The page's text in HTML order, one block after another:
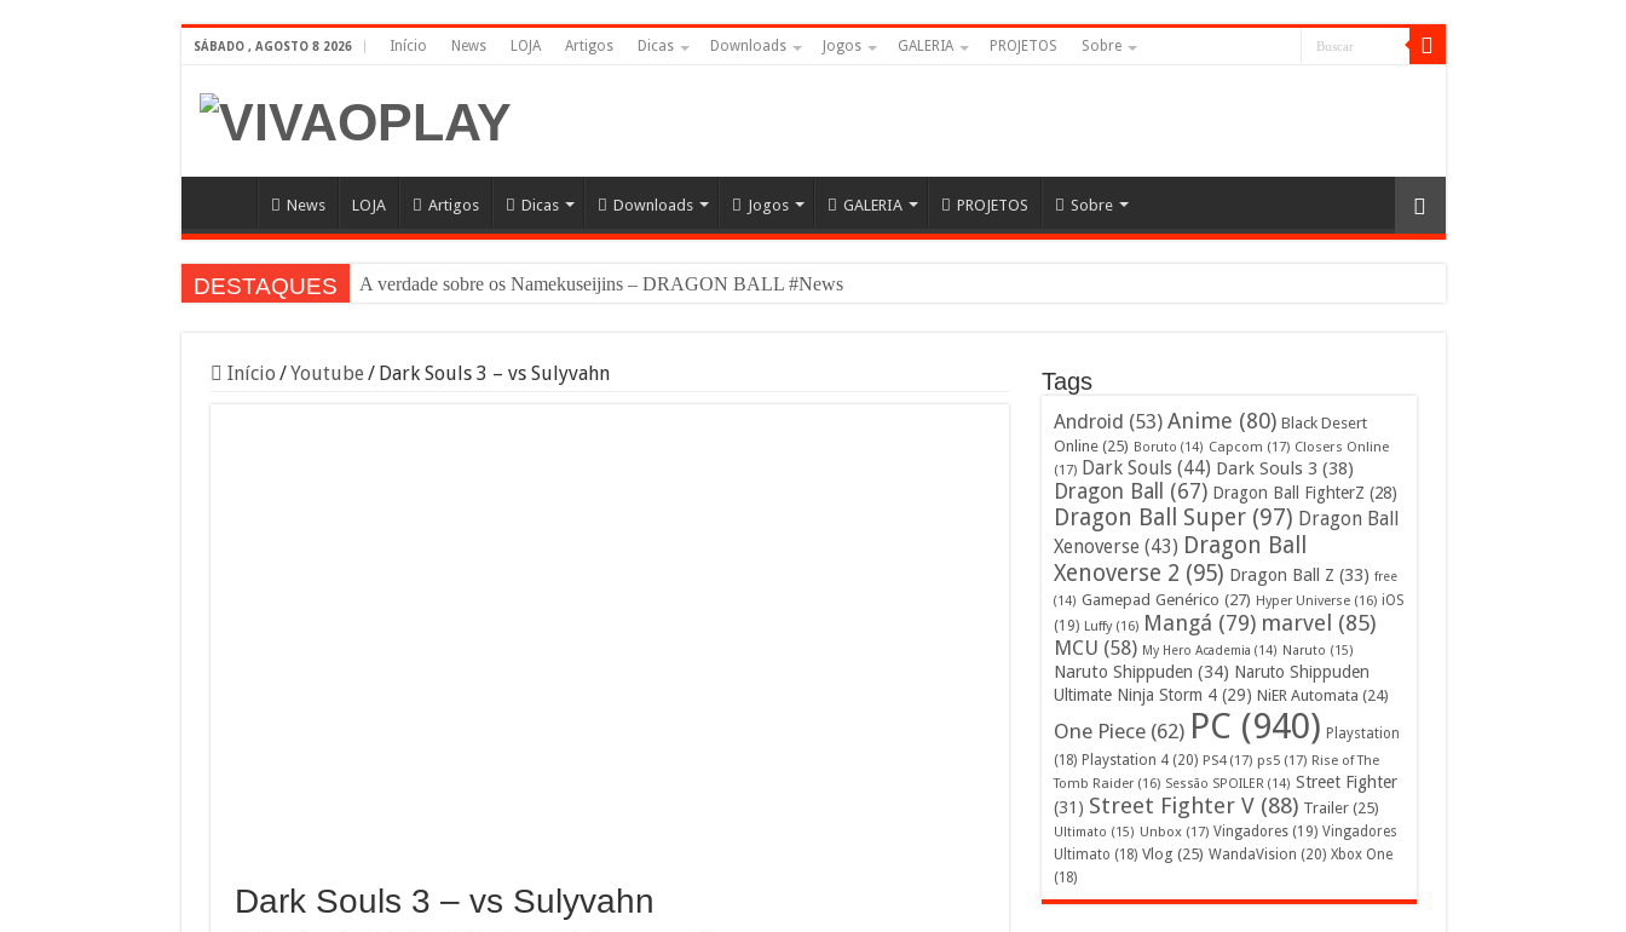
SÁBADO , AGOSTO 8 2026 Início News LOJA Artigos Dicas Downloads Jogos GALERIA PROJETOS Sobre
News LOJA Artigos Dicas Downloads Jogos GALERIA PROJETOS Sobre
DESTAQUES Anime N
Início /Youtube / Dark Souls 3 – vs Sulyvahn
Dark Souls 3 – vs Sulyvahn
Tags
Android (53) Anime (80) Black Desert
Online(25) Boruto (14) Capcom (17) Closers Online
(17) Dark Souls(44) Dark Souls 3 (38)
Dragon Ball (67) Dragon Ball FighterZ (28)
Dragon Ball Super(97) Dragon Ball
Xenoverse (43) Dragon Ball
Xenoverse 2 (95) Dragon Ball Z (33) free
(14) Gamepad Genérico (27) Hyper Universe(16) iOS
(19) Luffy(16) Mangá (79) marvel (85)
MCU (58) My Hero Academia (14) Naruto (15)
Naruto Shippuden (34) Naruto Shippuden
Ultimate Ninja Storm 4(29) NiER Automata (24)
One Piece(62) PC (940) Playstation
(18) Playstation 4(20) PS4(17) ps5(17) Rise of The
Tomb Raider(16) Sessão SPOILER(14) Street Fighter
(31) Street Fighter V(88) Trailer(25)
Ultimato (15) Unbox(17) Vingadores(19) Vingadores
Ultimato (18) Vlog (25) WandaVision (20) Xbox One
(18)